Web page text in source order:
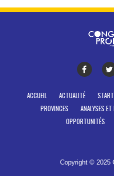
ACCUEIL ACTUALITÉ
PROVINCES
ANALYSES
OPPORTUNITÉS
Copyright © 2025